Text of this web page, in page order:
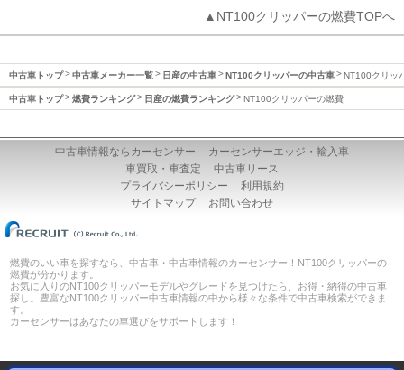
▲NT100クリッパーの燃費TOPへ
中古車トップ 中古車メーカー一覧 日産の中古車 NT100クリッパーの中古車 NT100クリッ
中古車トップ 燃費ランキング 日産の燃費ランキング NT100クリッパーの燃費
中古車情報ならカーセンサー
カーセンサーエッジ・輸入車
車買取・車査定
中古車リース
プライバシーポリシー
利用規約
サイトマップ
お問い合わせ
燃費のいい車を探すなら、中古車・中古車情報のカーセンサー！NT100クリッパーの
燃費が分かります。
お気に入りのNT100クリッパーモデルやグレードを見つけたら、お得・納得の中古車
探し。豊富なNT100クリッパー中古車情報の中から様々な条件で中古車検索ができま
す。
カーセンサーはあなたの車選びをサポートします！